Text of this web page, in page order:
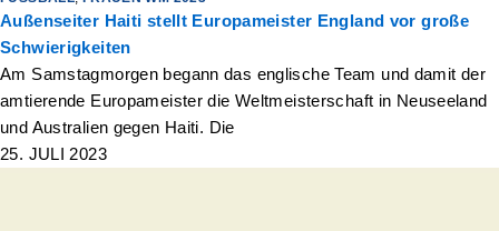
Außenseiter Haiti stellt Europameister England vor große
Schwierigkeiten
Am Samstagmorgen begann das englische Team und damit der
amtierende Europameister die Weltmeisterschaft in Neuseeland
und Australien gegen Haiti. Die
25. JULI 2023